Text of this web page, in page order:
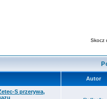
Skocz
Autor
S przerywa,